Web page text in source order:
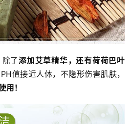
了添加艾草精华，还有荷荷巴叶
PH值接近人体，不隐形伤害肌肤，
用！